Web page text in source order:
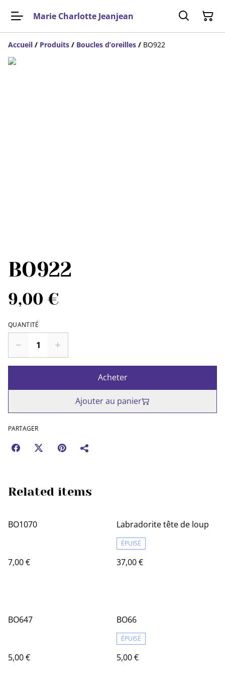
Marie Charlotte Jeanjean
Accueil / Produits / Boucles d’oreilles / BO922
BO922
9,00 €
QUANTITÉ
Acheter
Ajouter au panier
PARTAGER
Related items
BO1070
7,00 €
Labradorite tête de loup
ÉPUISÉ
37,00 €
BO647
5,00 €
BO66
ÉPUISÉ
5,00 €